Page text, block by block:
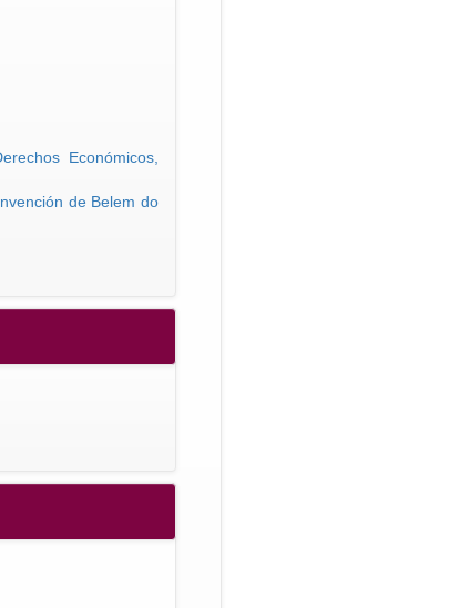
Económicos,
de Belem do